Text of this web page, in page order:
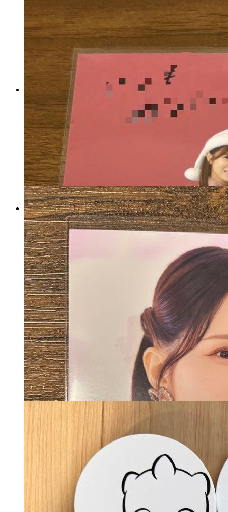
【値下げ】TWICE MINA ミナ
缶バッジ 缶バッチセット まと
め売り 痛バ
マイストア在庫：
税込
14500円
カートに入れる
skzoo ミニフィギュア mini
figure ポガリ ウルフチャン
等 7点
マイストア在庫：
税込
14178円
カートに入れる